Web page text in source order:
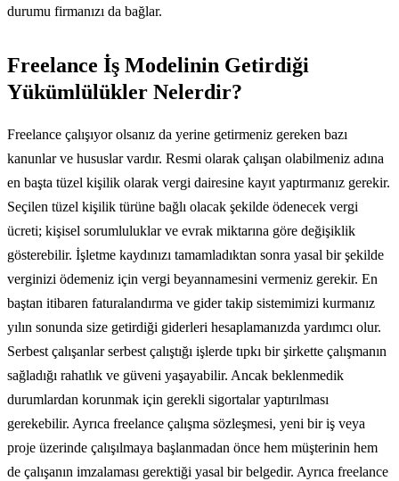
durumu firmanızı da bağlar.
Freelance İş Modelinin Getirdiği
Yükümlülükler Nelerdir?
Freelance çalışıyor olsanız da yerine getirmeniz gereken bazı
kanunlar ve hususlar vardır. Resmi olarak çalışan olabilmeniz adına
en başta tüzel kişilik olarak vergi dairesine kayıt yaptırmanız gerekir.
Seçilen tüzel kişilik türüne bağlı olacak şekilde ödenecek vergi
ücreti; kişisel sorumluluklar ve evrak miktarına göre değişiklik
gösterebilir. İşletme kaydınızı tamamladıktan sonra yasal bir şekilde
verginizi ödemeniz için vergi beyannamesini vermeniz gerekir. En
baştan itibaren faturalandırma ve gider takip sistemimizi kurmanız
yılın sonunda size getirdiği giderleri hesaplamanızda yardımcı olur.
Serbest çalışanlar serbest çalıştığı işlerde tıpkı bir şirkette çalışmanın
sağladığı rahatlık ve güveni yaşayabilir. Ancak beklenmedik
durumlardan korunmak için gerekli sigortalar yaptırılması
gerekebilir. Ayrıca freelance çalışma sözleşmesi, yeni bir iş veya
proje üzerinde çalışılmaya başlanmadan önce hem müşterinin hem
de çalışanın imzalaması gerektiği yasal bir belgedir. Ayrıca freelance